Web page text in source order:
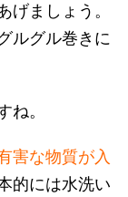
げましょう。
ルグル巻きに
ね。
害な物質が入
的には水洗い